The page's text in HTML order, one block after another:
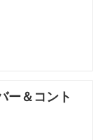
ー＆コント